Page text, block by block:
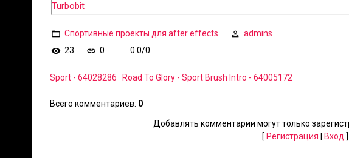
Turbobit
Спортивные проекты для after effects
admins
23
0 0.0/0
Sport - 64028286 Road To Glory - Sport Brush Intro - 64005172
Всего комментариев: 0
Добавлять комментарии могут только
[ Регистрация Вход ]